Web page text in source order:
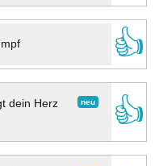
👍
neu
dein Herz
👍